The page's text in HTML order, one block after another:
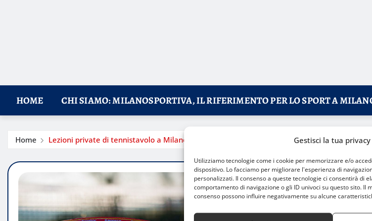
Gestisci la tua privacy
Utilizziamo tecnologie come i cookie per memorizzare e/o
dispositivo. Lo facciamo per migliorare l'esperienza di
personalizzati. Il consenso a queste tecnologie ci consentirà di
comportamento di navigazione o gli ID univoci su questo sito. Il
consenso possono influire negativamente su alcune
HOME CHI SIAMO: MILANOSPORTIVA, IL RIFERIMENTO PER LO SPORT A
Home Lezioni private di tennistavolo a Milano: prezzi e offerte